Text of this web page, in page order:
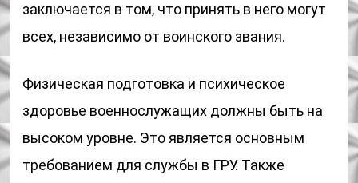
заключается в том, что принять в него могут
всех, независимо от воинского звания.
Физическая подготовка и психическое
здоровье военнослужащих должны быть на
высоком уровне. Это является основным
требованием для службы в ГРУ. Также